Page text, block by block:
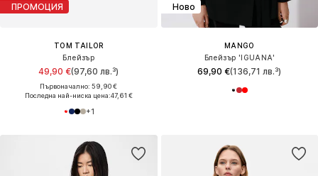
ПРОМОЦИЯ
TOM TAILOR
Блейзър
49,90 €(97,60 лв.³)
Първоначално: 59,90 €
Последна най-ниска цена:47,61 €
+1
Ново
MANGO
Блейзър 'IGUANA'
69,90 €(136,71 лв.³)